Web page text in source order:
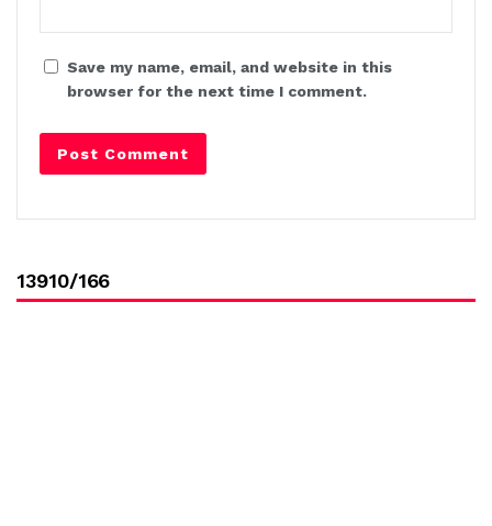
Save my name, email, and website in this
browser for the next time I comment.
13910/166